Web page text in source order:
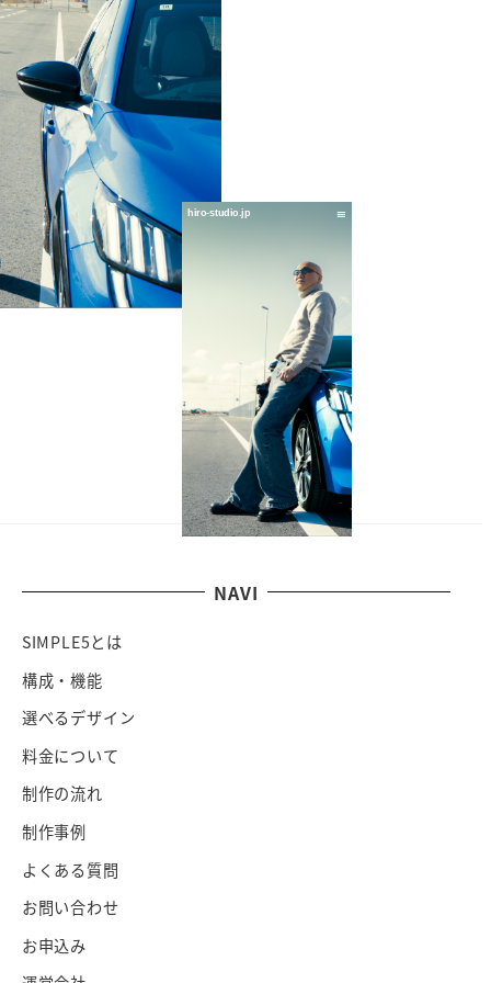
NAVI
SIMPLE5とは
構成・機能
選べるデザイン
料金について
制作の流れ
制作事例
よくある質問
お問い合わせ
お申込み